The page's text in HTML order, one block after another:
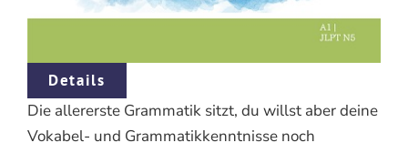
Details
Die allererste Grammatik sitzt, du willst aber deine
Vokabel- und Grammatikkenntnisse noch